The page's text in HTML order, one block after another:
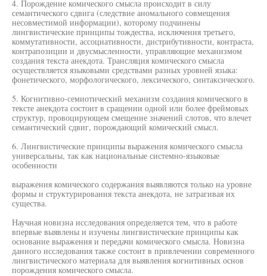
4. Порождение комического смысла происходит в силу
семантического сдвига (следствие аномального совмещения
несовместимой информации), которому подчинены
лингвистические принципы тождества, исключения третьего,
коммутативности, ассоциативности, дистрибутивности, контраста,
контрапозиции и двусмысленности, управляющие механизмом
создания текста анекдота. Трансляция комического смысла
осуществляется языковыми средствами разных уровней языка:
фонетического, морфологического, лексического, синтаксического.
5. Когнитивно-семиотический механизм создания комического в
тексте анекдота состоит в сращении одной или более фреймовых
структур, провоцирующем смещение значений слотов, что влечет
семантический сдвиг, порождающий комический смысл.
6. Лингвистические принципы выражения комического смысла
универсальны, так как национальные системно-языковые
особенности
выражения комического содержания выявляются только на уровне
формы и структурирования текста анекдота, не затрагивая их
существа.
Научная новизна исследования определяется тем, что в работе
впервые выявлены и изучены лингвистические принципы как
основание выражения и передачи комического смысла. Новизна
данного исследования также состоит в привлечении современного
лингвистического материала для выявления когнитивных основ
порождения комического смысла.